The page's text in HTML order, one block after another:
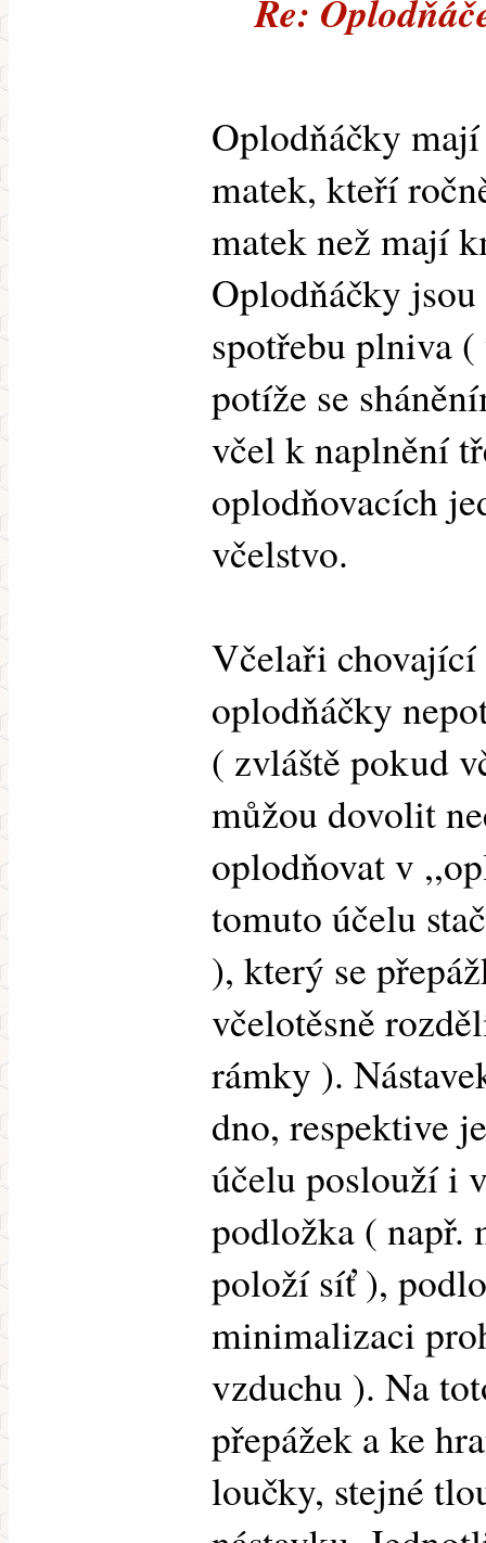
Re:
Oplodňáčky
matek, kteří
matek než mají
Oplodňáčky
spotřebu plniva
potíže se
včel k naplnění
oplodňovacích
včelstvo.
Včelaři chovající
oplodňáčky
( zvláště pokud
můžou dovolit
oplodňovat v
tomuto účelu
), který se
včelotěsně
rámky ).
dno, respektive
účelu poslouží i
podložka ( např.
položí síť ),
minimalizaci
vzduchu ). Na
přepážek a ke
loučky, stejné